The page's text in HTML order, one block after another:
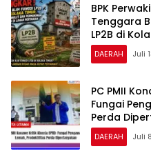
BPK
Tenggara
LP2B di
DAERAH Juli
PC PMII
Fungai
Perda
DAERAH Juli